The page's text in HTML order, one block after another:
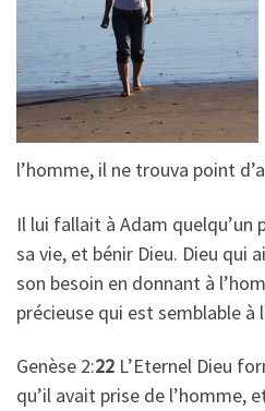
l’homme, il ne trouva point
Il lui fallait à Adam quelqu’un
sa vie, et bénir Dieu. Dieu qui
son besoin en donnant à
précieuse qui est semblable à
Genèse 2:22 L’Eternel Dieu
qu’il avait prise de l’homme,